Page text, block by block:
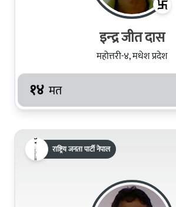
इन्‍द्र जीत दास
महोत्तरी-४, मधेश प्रदेश
१४ मत
राष्ट्रिय जनता पार्टी नेपाल